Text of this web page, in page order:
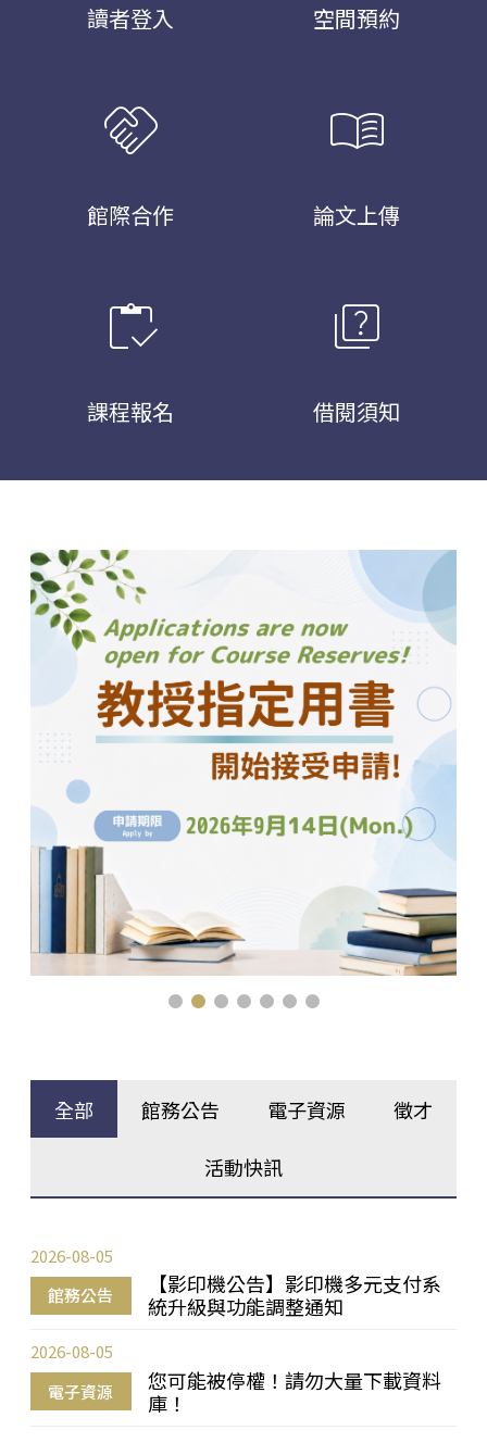
讀者登入 空間預約
handshake
館際合作
menu_book
論文上傳
inventory
課程報名
quiz
借閱須知
全部 館務公告 電子資源 徵才
活動快訊
館務公告
【影印機公告】影印機多元支付系
統升級與功能調整通知
2026-08-05
電子資源
您可能被停權！請勿大量下載資料
庫！
2026-08-05